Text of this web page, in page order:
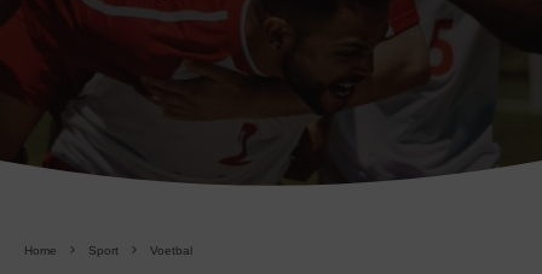
Home Sport Voetbal